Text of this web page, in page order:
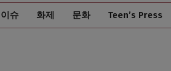
이슈 화제 문화 Teen’s Press